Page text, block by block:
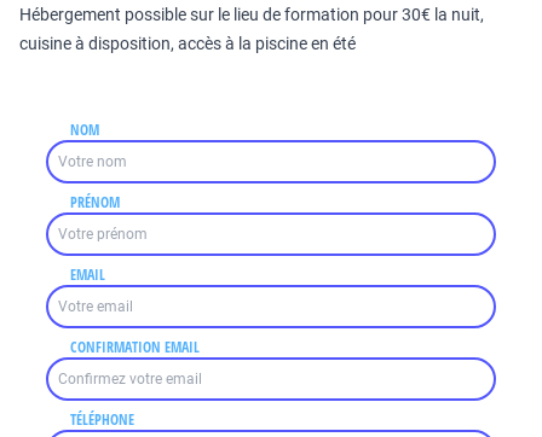
Hébergement possible sur le lieu de formation pour 30€ la nuit,
cuisine à disposition, accès à la piscine en été
NOM
PRÉNOM
EMAIL
CONFIRMATION EMAIL
TÉLÉPHONE